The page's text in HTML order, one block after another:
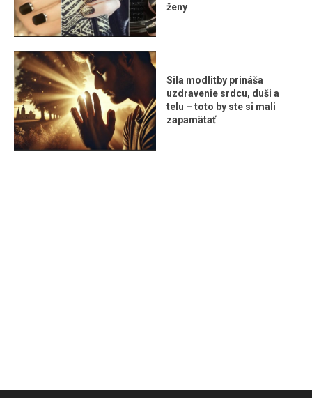
ženy
Sila modlitby prináša
uzdravenie srdcu, duši a
telu – toto by ste si mali
zapamätať